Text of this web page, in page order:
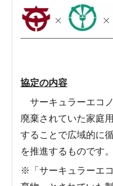
協定の内容
サーキュラーエコ
廃棄されていた家庭
することで広域的に
を推進するものです。
※「サーキュラーエ